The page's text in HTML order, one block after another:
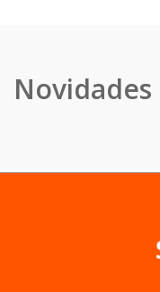
Novidades